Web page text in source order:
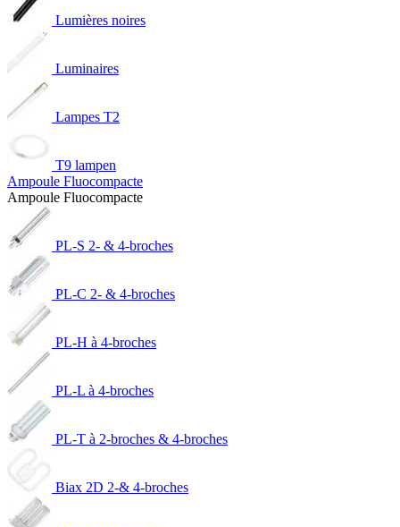
Lumières noires
Luminaires
Lampes T2
T9 lampen
Ampoule Fluocompacte
Ampoule Fluocompacte
PL-S 2- & 4-broches
PL-C 2- & 4-broches
PL-H à 4-broches
PL-L à 4-broches
PL-T à 2-broches & 4-broches
Biax 2D 2-& 4-broches